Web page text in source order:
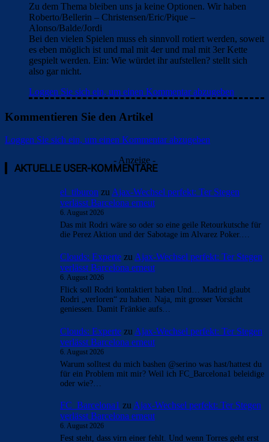
Zu dem Thema bleiben uns ja keine Optionen. Wir haben
Roberto/Bellerin – Christensen/Eric/Pique –
Alonso/Balde/Jordi
Bei den vielen Spielen muss eh sinnvoll rotiert werden, soweit
es eben möglich ist und mal mit 4er und mal mit 3er Kette
gespielt werden. Ein: Wie würdet ihr aufstellen? stellt sich
also gar nicht.
Loggen Sie sich ein, um einen Kommentar abzugeben
Kommentieren Sie den Artikel
Loggen Sie sich ein, um einen Kommentar abzugeben
- Anzeige -
AKTUELLE USER-KOMMENTARE
el_tiburon zu Ajax-Wechsel perfekt: Ter Stegen
verlässt Barcelona erneut
6. August 2026
Das mit Rodri wäre so oder so eine geile Retourkutsche für
die Perez Aktion und der Sabotage im Alvarez Poker.…
Clouds: Experte zu Ajax-Wechsel perfekt: Ter Stegen
verlässt Barcelona erneut
6. August 2026
Flick soll Rodri kontaktiert haben Und… Madrid glaubt
Rodri „verloren“ zu haben. Naja, mit grosser Vorsicht
geniessen. Damit Fränkie aufs…
Clouds: Experte zu Ajax-Wechsel perfekt: Ter Stegen
verlässt Barcelona erneut
6. August 2026
Warum solltest du mich bashen @serino was hast/hattest du
für ein Problem mit mir? Weil ich FC_Barcelona1 beleidige
oder wie?…
FC_Barcelona1 zu Ajax-Wechsel perfekt: Ter Stegen
verlässt Barcelona erneut
6. August 2026
Fest steht, dass virn einer fehlt. Und wenn Torres geht erst